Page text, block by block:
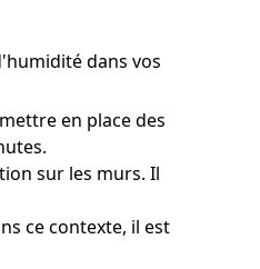
dans vos
en place des
sur les murs. Il
ce contexte, il est